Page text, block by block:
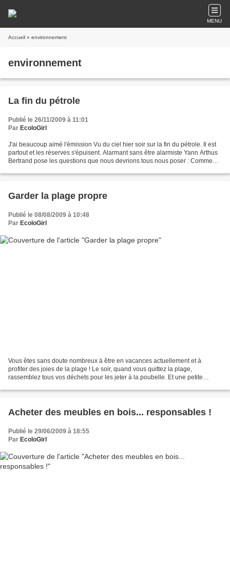
MENU
Accueil » environnement
environnement
La fin du pétrole
Publié le 26/11/2009 à 11:01
Par EcoloGirl
J'ai beaucoup aimé l'émission Vu du ciel hier soir sur la fin du pétrole. Il est
partout et les réserves s'épuisent. Alarmant sans être alarmiste Yann Arthus
Bertrand pose les questions que nous devrions tous nous poser : Comment
Garder la plage propre
Publié le 08/08/2009 à 10:48
Par EcoloGirl
Vous êtes sans doute nombreux à être en vacances actuellement et à
profiter des joies de la plage ! Le soir, quand vous quittez la plage,
rassemblez tous vos déchets pour les jeter à la poubelle. Et une petite
Acheter des meubles en bois... responsables !
Publié le 29/06/2009 à 18:55
Par EcoloGirl